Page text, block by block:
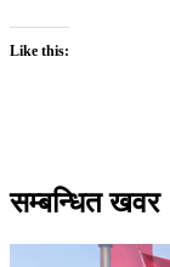
Like this:
सम्बन्धित खवर